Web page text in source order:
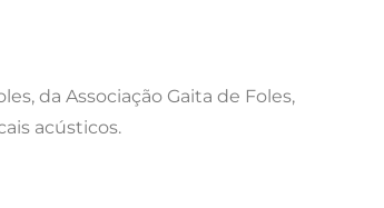
da Associação Gaita de Foles,
acústicos.